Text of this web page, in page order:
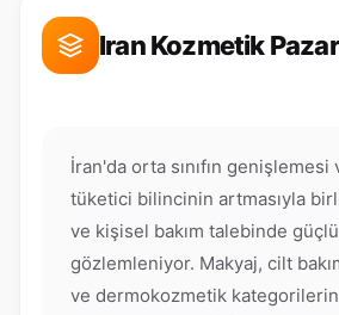
Iran Kozmetik
İran'da orta sınıfın genişlemesi
tüketici bilincinin artmasıyla
ve kişisel bakım talebinde
gözlemleniyor. Makyaj, cilt
ve dermokozmetik